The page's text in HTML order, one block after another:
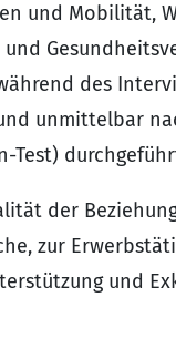
und Mobilität,
des
unmittelbar
Test)
der
zur
und